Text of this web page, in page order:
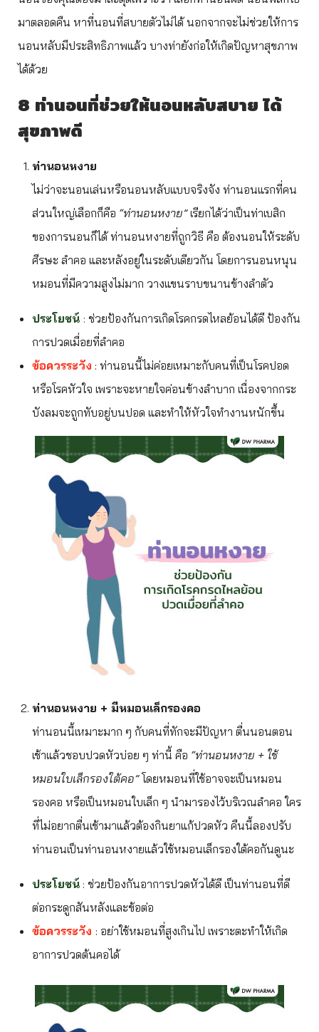
มาตลอดคืน หาที่นอนที่สบายตัวไม่ได้ นอกจากจะไม่ช่วยให้การ
นอนหลับมีประสิทธิภาพแล้ว บางท่ายังก่อให้เกิดปัญหาสุขภาพ
ได้ด้วย
8 ท่านอนที่ช่วยให้นอนหลับสบาย ได้
สุขภาพดี
ท่านอนหงาย
ไม่ว่าจะนอนเล่นหรือนอนหลับแบบจริงจัง ท่านอนแรกที่คน
ส่วนใหญ่เลือกก็คือ “ท่านอนหงาย”เรียกได้ว่าเป็นท่าเบสิก
ของการนอนก็ได้ ท่านอนหงายที่ถูกวิธี คือ ต้องนอนให้ระดับ
ศีรษะ ลำคอ และหลังอยู่ในระดับเดียวกัน โดยการนอนหนุน
หมอนที่มีความสูงไม่มาก วางแขนราบขนานข้างลำตัว
ประโยชน์ : ช่วยป้องกันการเกิดโรคกรดไหลย้อนได้ดี ป้องกัน
การปวดเมื่อยที่ลำคอ
ข้อควรระวัง : ท่านอนนี้ไม่ค่อยเหมาะกับคนที่เป็นโรคปอด
หรือโรคหัวใจ เพราะจะหายใจค่อนข้างลำบาก เนื่องจากกระ
บังลมจะถูกทับอยู่บนปอด และทำให้หัวใจทำงานหนักขึ้น
ท่านอนหงาย + มีหมอนเล็กรองคอ
ท่านอนนี้เหมาะมาก ๆ กับคนที่ทักจะมีปัญหา ตื่นนอนตอน
เช้าแล้วชอบปวดหัวบ่อย ๆ ท่านี้ คือ “ท่านอนหงาย + ใช้
หมอนใบเล็กรองใต้คอ”โดยหมอนที่ใช้อาจจะเป็นหมอน
รองคอ หรือเป็นหมอนใบเล็ก ๆ นำมารองไว้บริเวณลำคอ ใคร
ที่ไม่อยากตื่นเช้ามาแล้วต้องกินยาแก้ปวดหัว คืนนี้ลองปรับ
ท่านอนเป็นท่านอนหงายแล้วใช้หมอนเล็กรองใต้คอกันดูนะ
ประโยชน์ : ช่วยป้องกันอาการปวดหัวได้ดี เป็นท่านอนที่ดี
ต่อกระดูกสันหลังและข้อต่อ
ข้อควรระวัง : อย่าใช้หมอนที่สูงเกินไป เพราะตะทำให้เกิด
อาการปวดต้นคอได้